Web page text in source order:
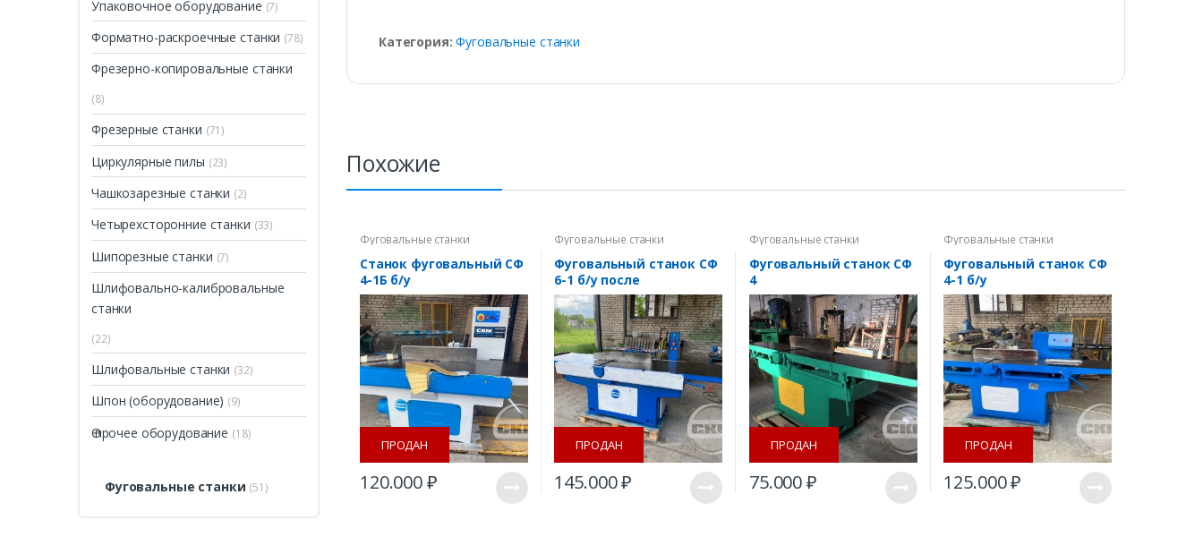
Категория:Фуговальные станки
Похожие
Фуговальные станки
Станок фуговальный СФ
4-1Б б/у
ПРОДАН
120.000₽
Фуговальные станки
Фуговальный станок СФ
6-1 б/у после
капитального ремонта
ПРОДАН
145.000₽
Фуговальные станки
Фуговальный станок СФ
4
ПРОДАН
75.000₽
Фуговальные станки
Фуговальный станок СФ
4-1 б/у
ПРОДАН
125.000₽
Упаковочное оборудование (7)
Форматно-раскроечные станки (78)
Фрезерно-копировальные станки
(8)
Фрезерные станки (71)
Циркулярные пилы (23)
Чашкозарезные станки (2)
Четырехсторонние станки (33)
Шипорезные станки (7)
Шлифовально-калибровальные
станки
(22)
Шлифовальные станки (32)
Шпон (оборудование) (9)
Ѳ прочее оборудование (18)
Фуговальные станки (51)